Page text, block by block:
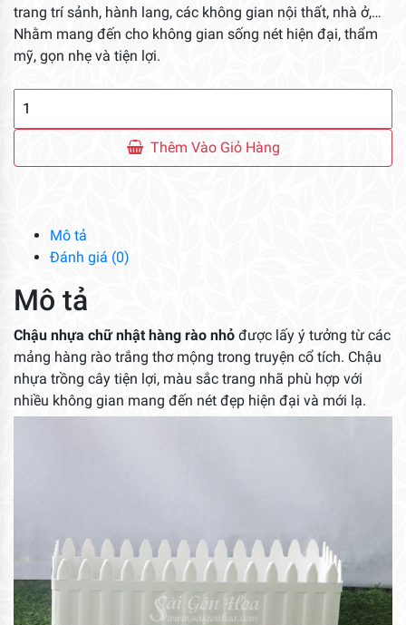
trang trí sảnh, hành lang, các không gian nội thất, nhà ở,…
Nhằm mang đến cho không gian sống nét hiện đại, thẩm
mỹ, gọn nhẹ và tiện lợi.
Nhật
Thêm Vào Giỏ Hàng
Mô tả
Đánh giá (0)
Mô tả
Chậu nhựa chữ nhật hàng rào nhỏ được lấy ý tưởng từ các
mảng hàng rào trắng thơ mộng trong truyện cổ tích. Chậu
nhựa trồng cây tiện lợi, màu sắc trang nhã phù hợp với
nhiều không gian mang đến nét đẹp hiện đại và mới lạ.